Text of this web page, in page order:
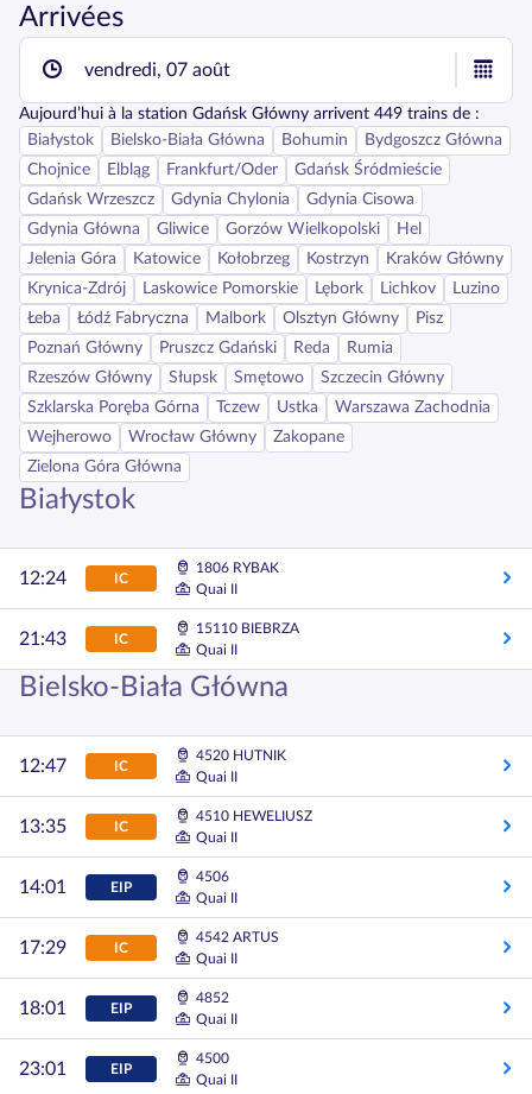
Arrivées
vendredi, 07 août
Aujourd’hui à la station Gdańsk Główny arrivent 449 trains de :
Białystok
Bielsko-Biała Główna Bohumin
Bydgoszcz Główna
Chojnice
Elbląg Frankfurt/Oder
Gdańsk Śródmieście
Gdańsk Wrzeszcz
Gdynia Chylonia
Gdynia Cisowa
Gdynia Główna
Gliwice Gorzów Wielkopolski
Hel
Jelenia Góra
Katowice Kołobrzeg Kostrzyn
Kraków Główny
Krynica-Zdrój
Laskowice Pomorskie Lębork Lichkov
Luzino
Łeba
Łódź Fabryczna Malbork Olsztyn Główny
Pisz
Poznań Główny
Pruszcz Gdański Reda
Rumia
Rzeszów Główny
Słupsk Smętowo
Szczecin Główny
Szklarska Poręba Górna
Tczew Ustka
Warszawa Zachodnia
Wejherowo
Wrocław Główny
Zakopane
Zielona Góra Główna
Białystok
12:24 IC
1806 RYBAK
Quai II
21:43 IC
15110 BIEBRZA
Quai II
Bielsko-Biała Główna
12:47 IC
4520 HUTNIK
Quai II
13:35 IC
4510 HEWELIUSZ
Quai II
14:01 EIP
4506
Quai II
17:29 IC
4542 ARTUS
Quai II
18:01 EIP
4852
Quai II
23:01 EIP
4500
Quai II